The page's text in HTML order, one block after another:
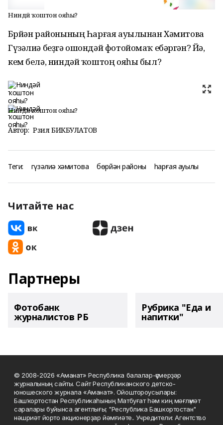
Ниндәй ҡоштон ояһы?
Бөрйән районының Һарғая ауылынан Хәмитова
Гүзәлиә беҙгә ошондәй фотойомаҡ ебәргән? Йә,
кем белә, ниндәй ҡоштоң ояһы был?
Ниндәй ҡоштон ояһы?
Автор: Рәзил БИКБУЛАТОВ
Теги: гүзәлиә хәмитова бөрйән районы һарғая ауылы
Читайте нас
Партнеры
Фотобанк
журналистов РБ
Рубрика "Еда и
напитки"
© 2008-2026 «Аманат» Республика балалар-үҫмерҙәр
журналының сайты. Сайт Республиканского детско-
юношеского журнала «Аманат». Ойоштороусылары:
Башҡортостан Республикаһының Матбуғат һәм киң мәғлүмәт
саралары буйынса агентлығы; "Республика Башкортостан"
нәшриәт йорто акционерҙар йәмғиәте.. Учредители: Агентство